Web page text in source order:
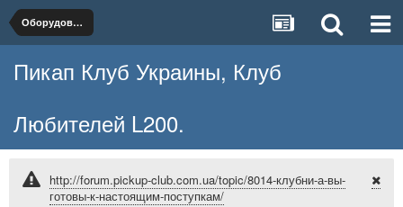
Оборудование и Снаряжение
Пикап Клуб Украины, Клуб
Любителей L200.
http://forum.pickup-club.com.ua/topic/8014-клубни-а-вы-
готовы-к-настоящим-поступкам/